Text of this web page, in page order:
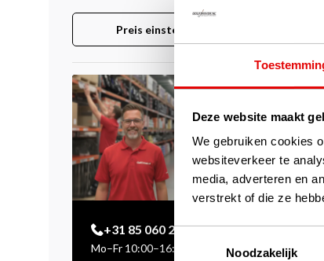
Deze website maakt
We gebruiken cookies
websiteverkeer te
media, adverteren en
verstrekt of die ze
Toestemmingsselectie
Noodzakelijk
Preis einstellen
+31 85 060 20 99
Mo–Fr 10:00–16:00 Uhr